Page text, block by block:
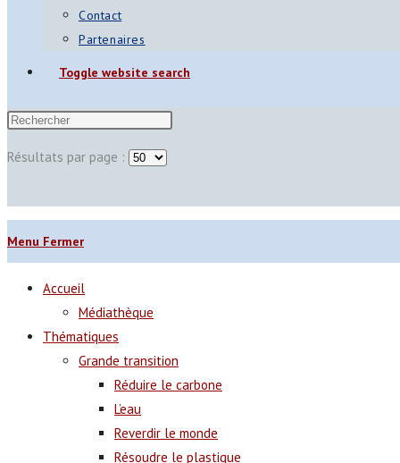
Contact
Partenaires
Toggle website search
Résultats par page :
Menu Fermer
Accueil
Médiathèque
Thématiques
Grande transition
Réduire le carbone
L’eau
Reverdir le monde
Résoudre le plastique